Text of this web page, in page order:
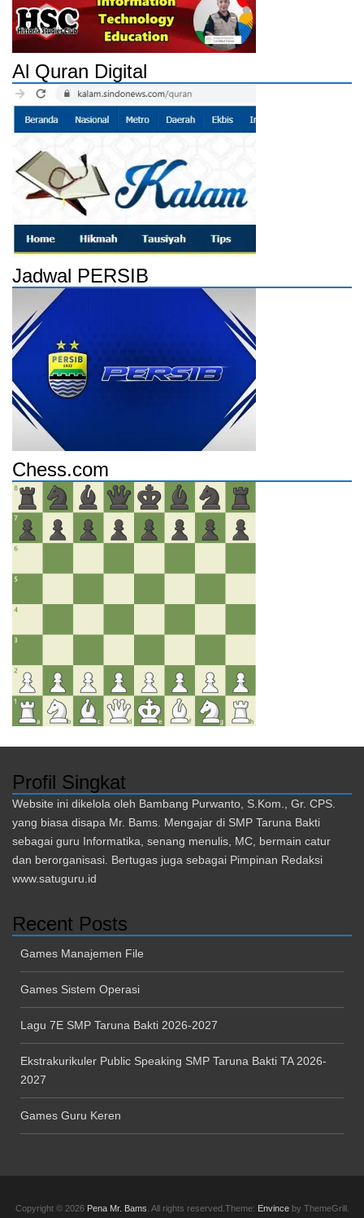
Al Quran Digital
Jadwal PERSIB
Chess.com
Profil Singkat
Website ini dikelola oleh Bambang Purwanto, S.Kom., Gr. CPS.
yang biasa disapa Mr. Bams. Mengajar di SMP Taruna Bakti
sebagai guru Informatika, senang menulis, MC, bermain catur
dan berorganisasi. Bertugas juga sebagai Pimpinan Redaksi
www.satuguru.id
Recent Posts
Games Manajemen File
Games Sistem Operasi
Lagu 7E SMP Taruna Bakti 2026-2027
Ekstrakurikuler Public Speaking SMP Taruna Bakti TA 2026-
2027
Games Guru Keren
Copyright © 2026 Pena Mr. Bams. All rights reserved.Theme: Envinceby ThemeGrill.